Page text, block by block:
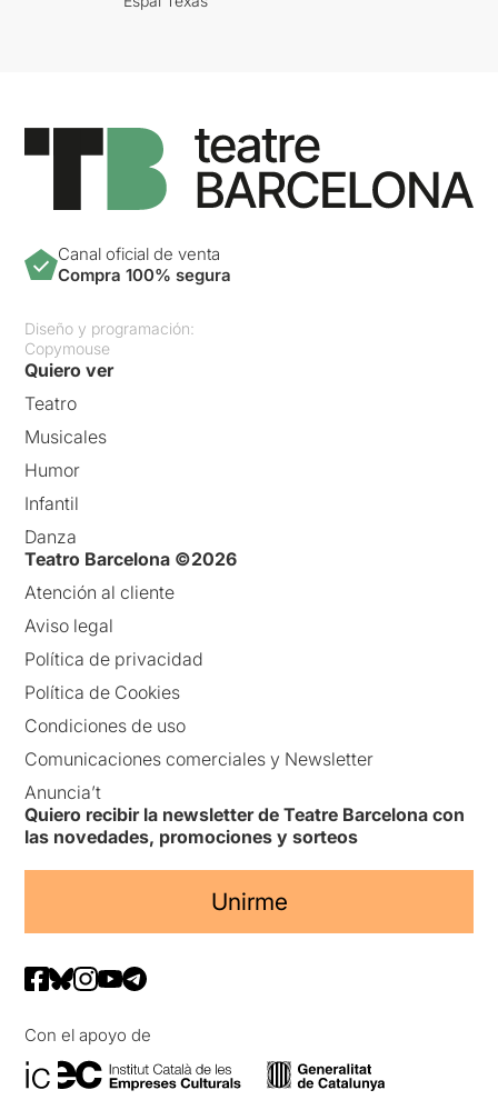
Canal oficial de venta
Compra 100% segura
Diseño y programación:
Copymouse
Quiero ver
Teatro
Musicales
Humor
Infantil
Danza
Teatro Barcelona ©2026
Atención al cliente
Aviso legal
Política de privacidad
Política de Cookies
Condiciones de uso
Comunicaciones comerciales y Newsletter
Anuncia’t
Quiero recibir la newsletter de Teatre Barcelona con
las novedades, promociones y sorteos
Unirme
Con el apoyo de